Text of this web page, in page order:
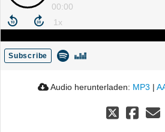
00:00
Subscribe
Audio herunterladen: MP3 |